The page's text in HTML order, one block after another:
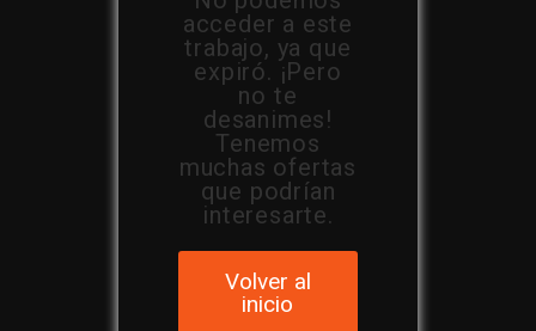
acceder a este
trabajo, ya que
expiró. ¡Pero
no te
desanimes!
Tenemos
muchas ofertas
que podrían
interesarte.
Volver al
inicio